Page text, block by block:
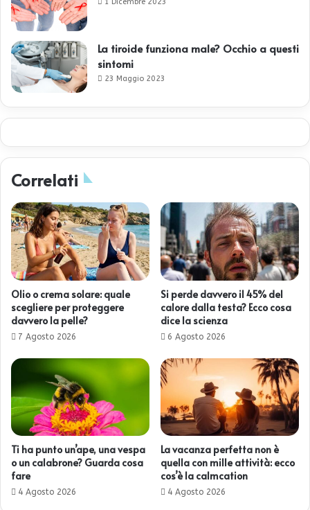
La tiroide funziona male? Occhio a questi
sintomi
23 Maggio 2023
Correlati
Olio o crema solare: quale
scegliere per proteggere
davvero la pelle?
7 Agosto 2026
Si perde davvero il 45% del
calore dalla testa? Ecco cosa
dice la scienza
6 Agosto 2026
Ti ha punto un’ape, una vespa
o un calabrone? Guarda cosa
fare
4 Agosto 2026
La vacanza perfetta non è
quella con mille attività: ecco
cos’è la calmcation
4 Agosto 2026